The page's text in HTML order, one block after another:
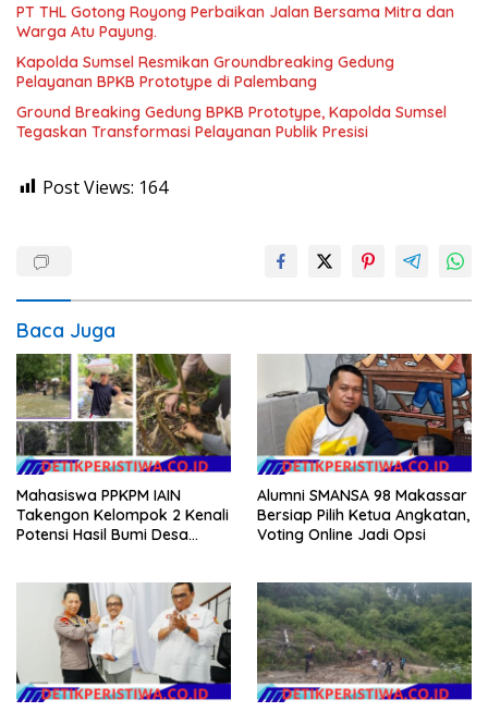
PT THL Gotong Royong Perbaikan Jalan Bersama Mitra dan
Warga Atu Payung.
Kapolda Sumsel Resmikan Groundbreaking Gedung
Pelayanan BPKB Prototype di Palembang
Ground Breaking Gedung BPKB Prototype, Kapolda Sumsel
Tegaskan Transformasi Pelayanan Publik Presisi
Post Views: 164
Baca Juga
Mahasiswa PPKPM IAIN
Takengon Kelompok 2 Kenali
Potensi Hasil Bumi Desa
Alumni SMANSA 98 Makassar
Bersiap Pilih Ketua Angkatan,
Voting Online Jadi Opsi